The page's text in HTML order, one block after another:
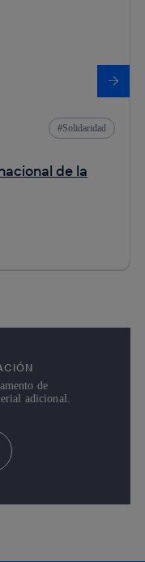
Solidaridad
de la
de
adicional.